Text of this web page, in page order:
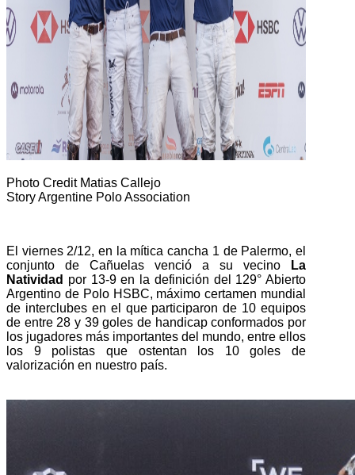
Photo Credit Matias Callejo
Story Argentine Polo Association
El viernes 2/12, en la mítica cancha 1 de Palermo, el
conjunto de Cañuelas venció a su vecino
La
Natividad por 13-9 en la definición del 129° Abierto
Argentino de Polo HSBC, máximo certamen mundial
de interclubes en el que participaron de 10 equipos
de entre 28 y 39 goles de handicap conformados por
los jugadores más importantes del mundo, entre ellos
los 9 polistas que ostentan los 10 goles de
valorización en nuestro país.